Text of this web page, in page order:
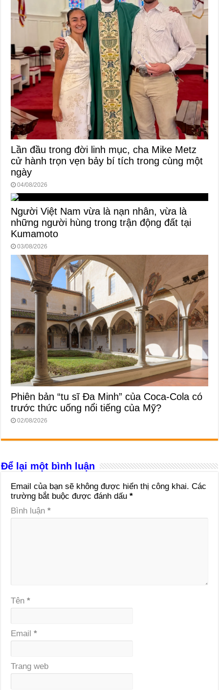
Lần đầu trong đời linh mục, cha Mike Metz
cử hành trọn vẹn bảy bí tích trong cùng một
ngày
04/08/2026
Người Việt Nam vừa là nạn nhân, vừa là
những người hùng trong trận động đất tại
Kumamoto
03/08/2026
Phiên bản “tu sĩ Đa Minh” của Coca-Cola có
trước thức uống nổi tiếng của Mỹ?
02/08/2026
Để lại một bình luận
Email của bạn sẽ không được hiển thị công khai. Các
trường bắt buộc được đánh dấu*
Bình luận*
Tên*
Email*
Trang web